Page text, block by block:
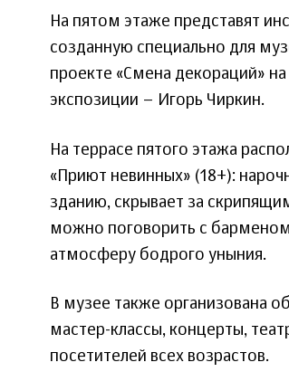
На пятом этаже представят
созданную специально для
проекте «Смена декораций»
экспозиции – Игорь Чиркин.
На террасе пятого этажа
«Приют невинных» (18+):
зданию, скрывает за
можно поговорить с барменом
атмосферу бодрого уныния.
В музее также организована
мастер-классы, концерты,
посетителей всех возрастов.